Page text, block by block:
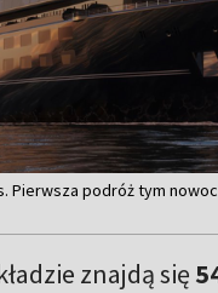
Pierwsza podróż tym
znajdą się